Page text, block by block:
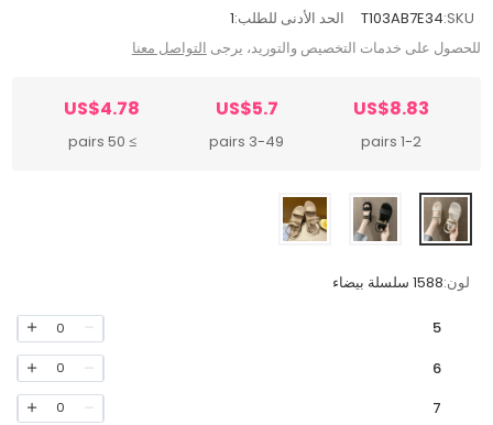
SKU:
T103AB7E34 الحد الأدنى للطلب:1
للحصول على خدمات التخصيص والتوريد، يرجى التواصل معنا
US$8.83
1-2 pairs
US$5.7
3-49 pairs
US$4.78
≥ 50 pairs
لون:1588 سلسلة بيضاء
5
0
6
0
7
0